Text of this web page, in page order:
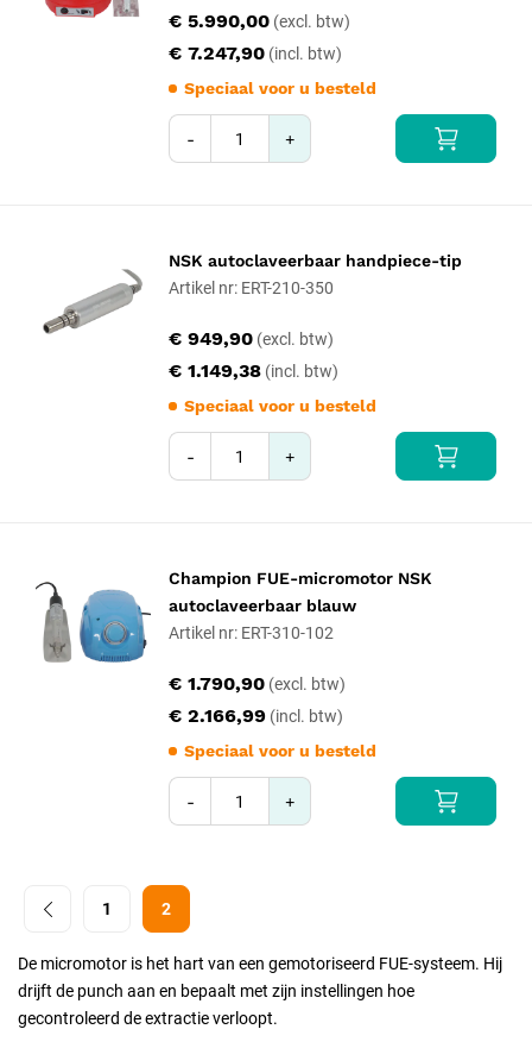
€ 7.247,90
€ 5.990,00
Speciaal voor u besteld
- +
NSK autoclaveerbaar handpiece-tip
Artikel nr: ERT-210-350
€ 1.149,38
€ 949,90
Speciaal voor u besteld
- +
Champion FUE-micromotor NSK
autoclaveerbaar blauw
Artikel nr: ERT-310-102
€ 2.166,99
€ 1.790,90
Speciaal voor u besteld
- +
1 2
De micromotor is het hart van een gemotoriseerd FUE-systeem. Hij
drijft de punch aan en bepaalt met zijn instellingen hoe
gecontroleerd de extractie verloopt.